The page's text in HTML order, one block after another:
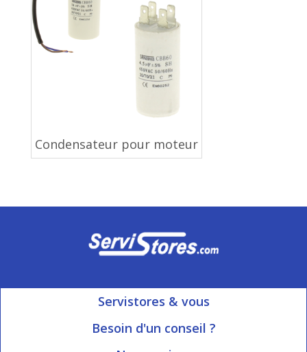
Condensateur pour moteur
Servistores & vous
Mon compte
Besoin d'un conseil ?